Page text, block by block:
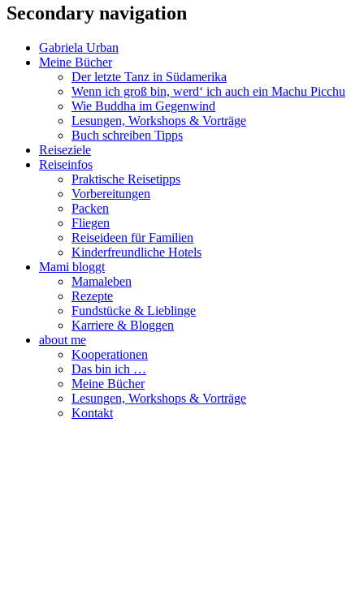
Secondary navigation
Gabriela Urban
Meine Bücher
Der letzte Tanz in Südamerika
Wenn ich groß bin, werd‘ ich auch ein Machu Picchu
Wie Buddha im Gegenwind
Lesungen, Workshops & Vorträge
Buch schreiben Tipps
Reiseziele
Reiseinfos
Praktische Reisetipps
Vorbereitungen
Packen
Fliegen
Reiseideen für Familien
Kinderfreundliche Hotels
Mami bloggt
Mamaleben
Rezepte
Fundstücke & Lieblinge
Karriere & Bloggen
about me
Kooperationen
Das bin ich …
Meine Bücher
Lesungen, Workshops & Vorträge
Kontakt